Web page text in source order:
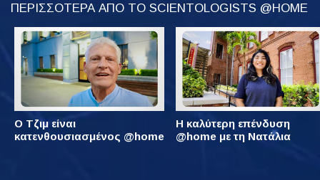
ΠΕΡΙΣΣΟΤΕΡΑ ΑΠΟ ΤΟ SCIENTOLOGISTS @HOME
Ο Τζιμ είναι
κατενθουσιασμένος @home
Η καλύτερη επένδυση
@home με τη Νατάλια